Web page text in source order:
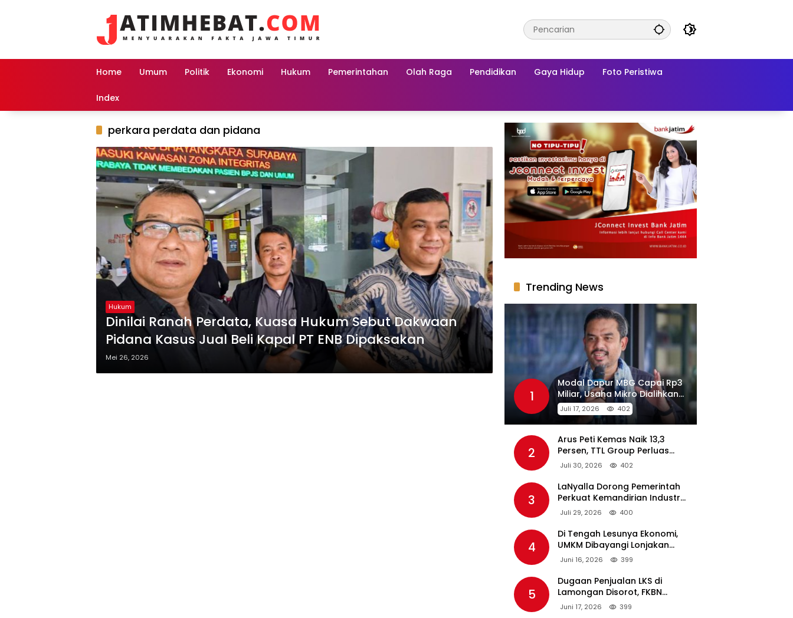
Home Umum Politik Ekonomi Hukum Pemerintahan Olah Raga Pendidikan Gaya Hidup Foto Peristiwa
Index
perkara perdata dan pidana
Hukum
Dinilai Ranah Perdata, Kuasa Hukum Sebut Dakwaan
Pidana Kasus Jual Beli Kapal PT ENB Dipaksakan
Mei 26, 2026
Trending News
1
Modal Dapur MBG Capai Rp3
Miliar, Usaha Mikro Dialihkan
Jadi Pemasok
Juli 17, 2026 402
2
Arus Peti Kemas Naik 13,3
Persen, TTL Group Perluas
Konektivitas Maritim Global
Juli 30, 2026 402
3
LaNyalla Dorong Pemerintah
Perkuat Kemandirian Industri
Pertahanan Maritim Lewat PT
Juli 29, 2026 400
4
Di Tengah Lesunya Ekonomi,
UMKM Dibayangi Lonjakan
Harga BBM Nonsubsidi
Juni 16, 2026 399
5
Dugaan Penjualan LKS di
Lamongan Disorot, FKBN
Minta APH dan Dinas
Juni 17, 2026 399